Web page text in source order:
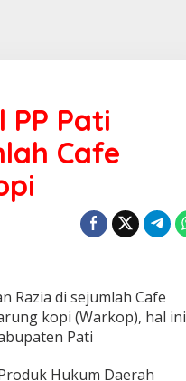
Pati
Cafe
Razia di sejumlah Cafe
kopi (Warkop), hal ini
Pati
Hukum Daerah